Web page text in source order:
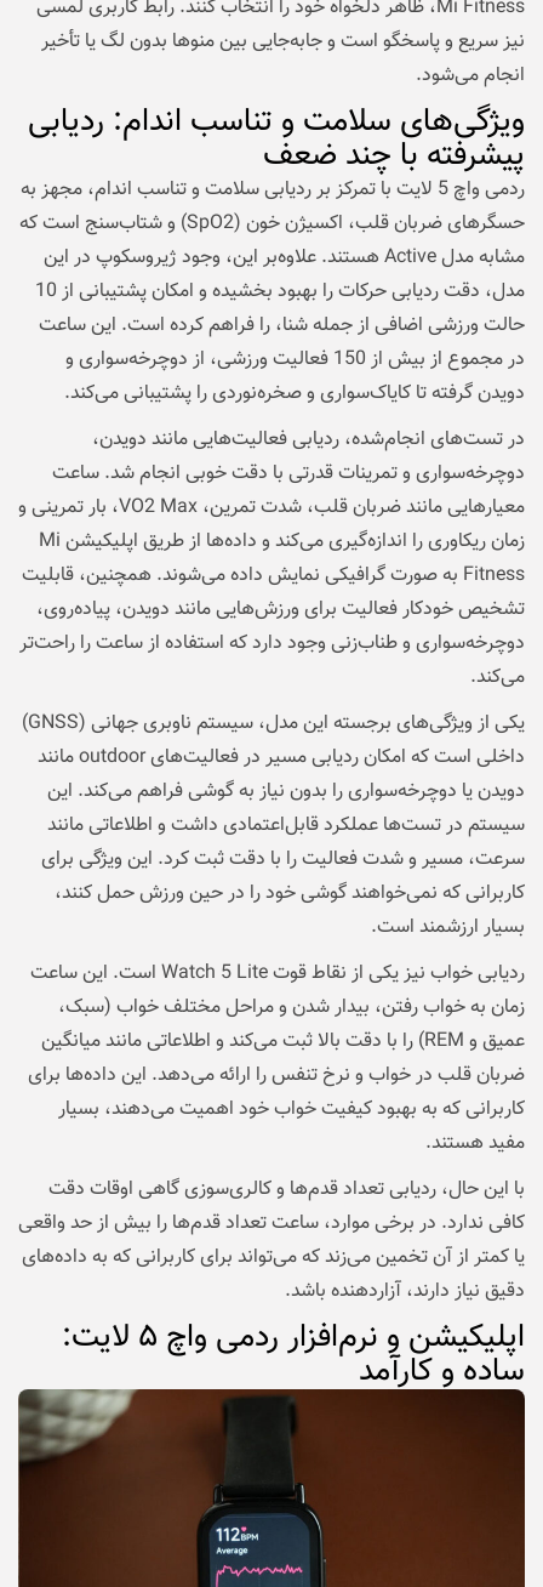
Mi Fitness، ظاهر دلخواه خود را انتخاب کنند. رابط کاربری لمسی
نیز سریع و پاسخگو است و جابه‌جایی بین منوها بدون لگ یا تأخیر
انجام می‌شود.
ویژگی‌های سلامت و تناسب اندام: ردیابی
پیشرفته با چند ضعف
ردمی واچ 5 لایت با تمرکز بر ردیابی سلامت و تناسب اندام، مجهز به
حسگرهای ضربان قلب، اکسیژن خون (SpO2) و شتاب‌سنج است که
مشابه مدل Active هستند. علاوه‌بر این، وجود ژیروسکوپ در این
مدل، دقت ردیابی حرکات را بهبود بخشیده و امکان پشتیبانی از 10
حالت ورزشی اضافی از جمله شنا، را فراهم کرده است. این ساعت
در مجموع از بیش از 150 فعالیت ورزشی، از دوچرخه‌سواری و
دویدن گرفته تا کایاک‌سواری و صخره‌نوردی را پشتیبانی می‌کند.
در تست‌های انجام‌شده، ردیابی فعالیت‌هایی مانند دویدن،
دوچرخه‌سواری و تمرینات قدرتی با دقت خوبی انجام شد. ساعت
معیارهایی مانند ضربان قلب، شدت تمرین، VO2 Max، بار تمرینی و
زمان ریکاوری را اندازه‌گیری می‌کند و داده‌ها از طریق اپلیکیشن Mi
Fitness به صورت گرافیکی نمایش داده می‌شوند. همچنین، قابلیت
تشخیص خودکار فعالیت برای ورزش‌هایی مانند دویدن، پیاده‌روی،
دوچرخه‌سواری و طناب‌زنی وجود دارد که استفاده از ساعت را راحت‌تر
می‌کند.
یکی از ویژگی‌های برجسته این مدل، سیستم ناوبری جهانی (GNSS)
داخلی است که امکان ردیابی مسیر در فعالیت‌های outdoor مانند
دویدن یا دوچرخه‌سواری را بدون نیاز به گوشی فراهم می‌کند. این
سیستم در تست‌ها عملکرد قابل‌اعتمادی داشت و اطلاعاتی مانند
سرعت، مسیر و شدت فعالیت را با دقت ثبت کرد. این ویژگی برای
کاربرانی که نمی‌خواهند گوشی خود را در حین ورزش حمل کنند،
بسیار ارزشمند است.
ردیابی خواب نیز یکی از نقاط قوت Watch 5 Lite است. این ساعت
زمان به خواب رفتن، بیدار شدن و مراحل مختلف خواب (سبک،
عمیق و REM) را با دقت بالا ثبت می‌کند و اطلاعاتی مانند میانگین
ضربان قلب در خواب و نرخ تنفس را ارائه می‌دهد. این داده‌ها برای
کاربرانی که به بهبود کیفیت خواب خود اهمیت می‌دهند، بسیار
مفید هستند.
با این حال، ردیابی تعداد قدم‌ها و کالری‌سوزی گاهی اوقات دقت
کافی ندارد. در برخی موارد، ساعت تعداد قدم‌ها را بیش از حد واقعی
یا کمتر از آن تخمین می‌زند که می‌تواند برای کاربرانی که به داده‌های
دقیق نیاز دارند، آزاردهنده باشد.
اپلیکیشن و نرم‌افزار ردمی واچ ۵ لایت:
ساده و کارآمد